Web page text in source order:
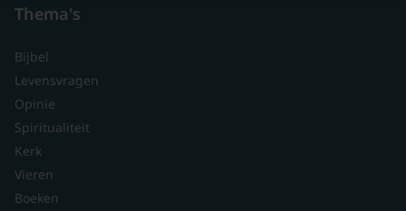
Thema's
Bijbel
Levensvragen
Opinie
Spiritualiteit
Kerk
Vieren
Boeken